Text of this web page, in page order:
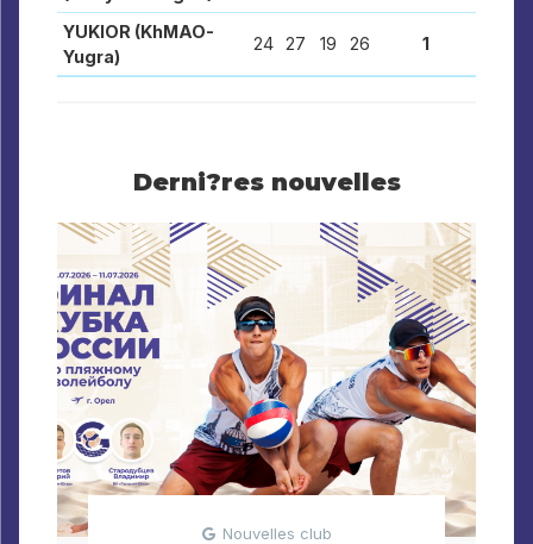
YUKIOR (KhMAO-
Yugra)
24 27 19 26 1
Derni?res nouvelles
Nouvelles club